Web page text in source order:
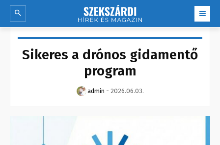
Sikeres a drónos gidamentő
program
admin - 2026.06.03.